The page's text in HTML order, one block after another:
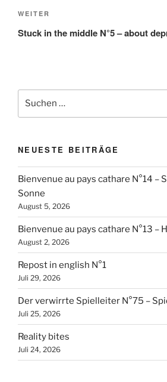
Nächster
Beitrag
WEITER
Stuck in the middle N°5 – about
Suchen
nach:
NEUESTE BEITRÄGE
Bienvenue au pays cathare N°14 –
Sonne
August 5, 2026
Bienvenue au pays cathare N°13 –
August 2, 2026
Repost in english N°1
Juli 29, 2026
Der verwirrte Spielleiter N°75 –
Juli 25, 2026
Reality bites
Juli 24, 2026